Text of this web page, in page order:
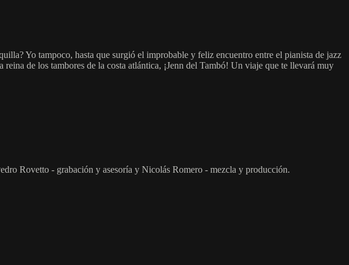
Yo tampoco, hasta que surgió el improbable y feliz encuentro entre el pianista de jazz
de los tambores de la costa atlántica, ¡Jenn del Tambó! Un viaje que te llevará muy
Rovetto - grabación y asesoría y Nicolás Romero - mezcla y producción.